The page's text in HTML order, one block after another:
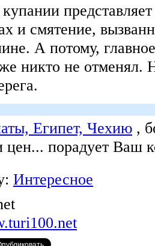
и смятение,
А потому,
никто не отменял.
Египет, Чехию ,
цен... порадует Ваш
Интересное